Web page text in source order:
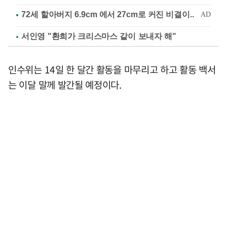
서인영 "환희가 크리스마스 같이 보내자 해"
인수위는 14일 한 달간 활동을 마무리고 하고 활동 백서
는 이달 말께 발간될 예정이다.